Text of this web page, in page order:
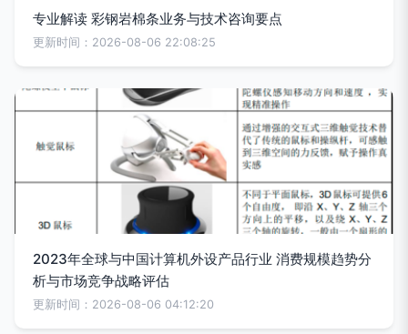
专业解读 彩钢岩棉条业务与技术咨询要点
更新时间：2026-08-06 22:08:25
2023年全球与中国计算机外设产品行业 消费规模趋势分
析与市场竞争战略评估
更新时间：2026-08-06 04:12:20